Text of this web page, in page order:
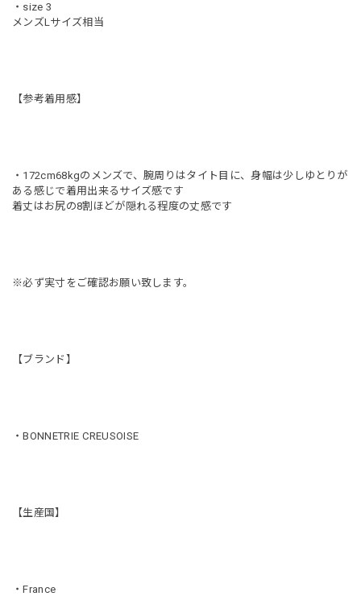
・size 3
メンズLサイズ相当
【参考着用感】
・172cm68kgのメンズで、腕周りはタイト目に、身幅は少しゆとりが
ある感じで着用出来るサイズ感です
着丈はお尻の8割ほどが隠れる程度の丈感です
※必ず実寸をご確認お願い致します。
【ブランド】
・BONNETRIE CREUSOISE
【生産国】
・France